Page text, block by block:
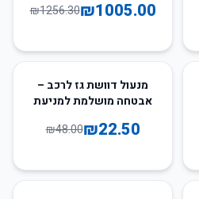
₪1005.00
₪1256.30
53
מנעול דוושת גז לרכב –
אבטחה מושלמת למניעת
₪22.50
₪48.00